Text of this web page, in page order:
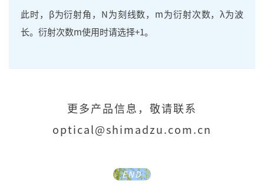
此时，β为衍射角，N为刻线数，m为衍射次数，λ为波
长。衍射次数m使用时请选择+1。
更多产品信息，敬请联系
optical@shimadzu.com.cn
END